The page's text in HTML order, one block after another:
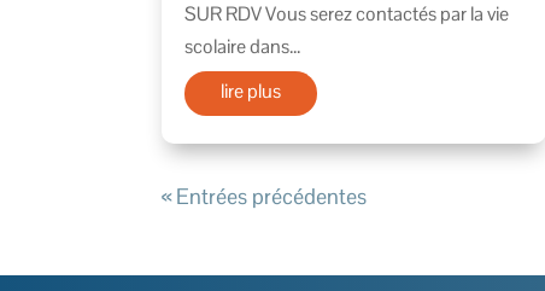
SUR RDV Vous serez contactés par la vie
scolaire dans...
lire plus
« Entrées précédentes